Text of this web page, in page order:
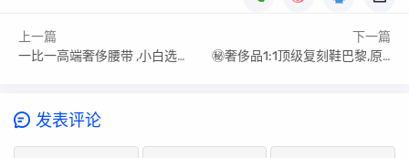
上一篇
一比一高端奢侈腰带 ,小白选购小窍门
下一篇
㊙️奢侈品1:1顶级复刻鞋巴黎,原厂品质知识点
发表评论